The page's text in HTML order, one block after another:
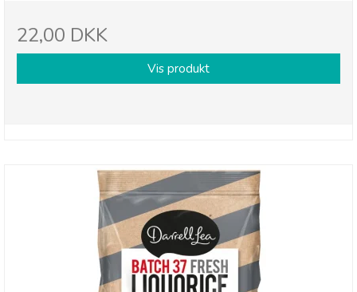
22,00 DKK
Vis produkt